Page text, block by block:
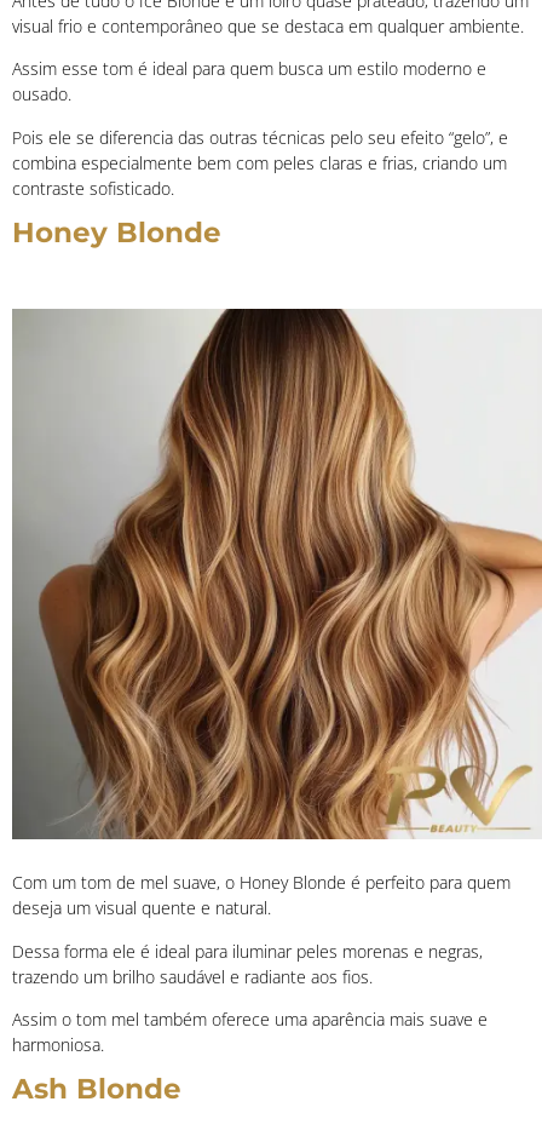
visual frio e contemporâneo que se destaca em qualquer ambiente.
Assim esse tom é ideal para quem busca um estilo moderno e
ousado.
Pois ele se diferencia das outras técnicas pelo seu efeito “gelo”, e
combina especialmente bem com peles claras e frias, criando um
contraste sofisticado.
Honey Blonde
Com um tom de mel suave, o Honey Blonde é perfeito para quem
deseja um visual quente e natural.
Dessa forma ele é ideal para iluminar peles morenas e negras,
trazendo um brilho saudável e radiante aos fios.
Assim o tom mel também oferece uma aparência mais suave e
harmoniosa.
Ash Blonde